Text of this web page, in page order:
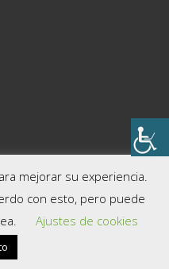
mejorar su experiencia.
con esto, pero puede
Ajustes de cookies